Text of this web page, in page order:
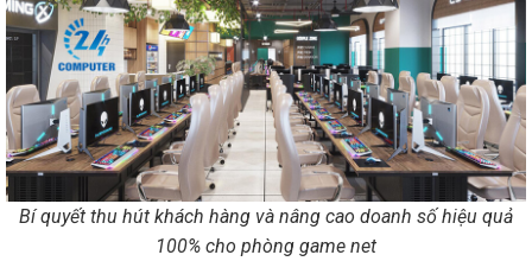
Bí quyết thu hút khách hàng và nâng cao doanh số hiệu quả
100% cho phòng game net